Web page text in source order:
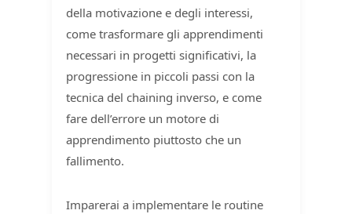
della motivazione e degli interessi,
come trasformare gli apprendimenti
necessari in progetti significativi, la
progressione in piccoli passi con la
tecnica del chaining inverso, e come
fare dell’errore un motore di
apprendimento piuttosto che un
fallimento.
Imparerai a implementare le routine